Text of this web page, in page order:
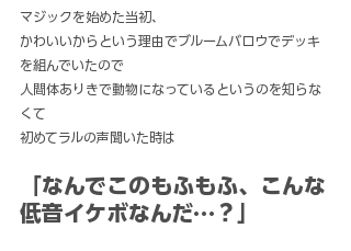
マジックを始めた当初、
かわいいからという理由でブルームバロウでデッキ
を組んでいたので
人間体ありきで動物になっているというのを知らな
くて
初めてラルの声聞いた時は
「なんでこのもふもふ、こんな
低音イケボなんだ…？」